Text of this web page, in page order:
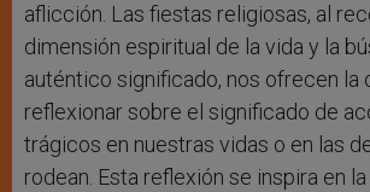
aflicción. Las fiestas religiosas, al
dimensión espiritual de la vida y la
auténtico significado, nos ofrecen la
reflexionar sobre el significado de
trágicos en nuestras vidas o en las
rodean. Esta reflexión se inspira en